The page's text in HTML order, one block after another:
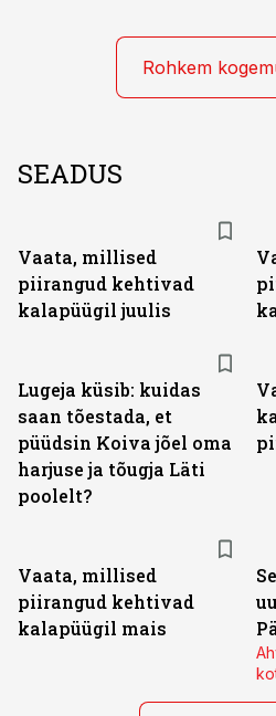
Rohkem
SEADUS
Vaata, millised
piirangud kehtivad
kalapüügil juulis
Lugeja küsib: kuidas
saan tõestada, et
püüdsin Koiva jõel oma
harjuse ja tõugja Läti
poolelt?
Vaata, millised
piirangud kehtivad
kalapüügil mais